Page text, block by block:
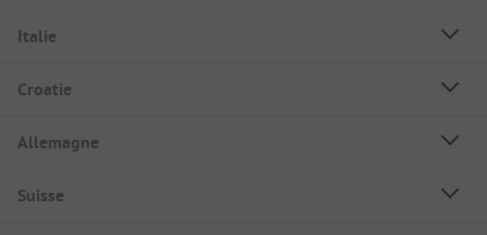
Italie
Croatie
Allemagne
Suisse